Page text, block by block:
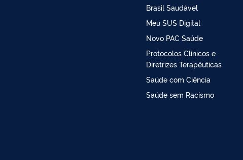
Brasil Saudável
Meu SUS Digital
Novo PAC Saúde
Protocolos Clínicos e
Diretrizes Terapêuticas
Saúde com Ciência
Saúde sem Racismo